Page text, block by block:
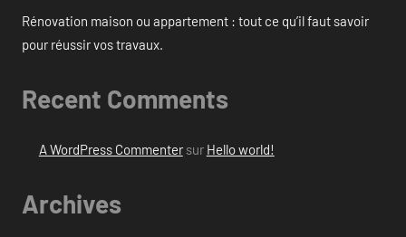
Rénovation maison ou appartement : tout ce qu’il faut savoir
pour réussir vos travaux.
Recent Comments
A WordPress Commentersur Hello world!
Archives